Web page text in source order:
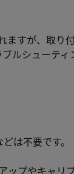
すが、取り
ルシューティ
は不要です。
ップやキャリ